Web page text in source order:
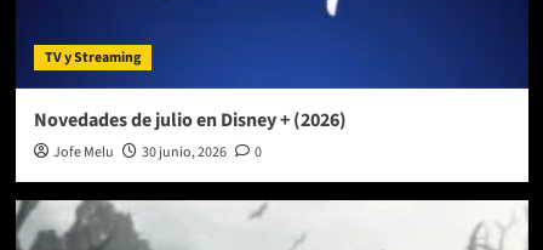
TV y Streaming
Novedades de julio en Disney + (2026)
Jofe Melu 30 junio, 2026 0